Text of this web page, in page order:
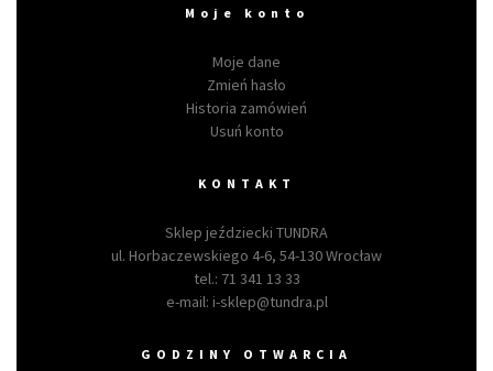
Moje konto
Moje dane
Zmień hasło
Historia zamówień
Usuń konto
KONTAKT
Sklep jeździecki TUNDRA
ul. Horbaczewskiego 4-6, 54-130 Wrocław
tel.: 71 341 13 33
e-mail: i-sklep@tundra.pl
GODZINY OTWARCIA